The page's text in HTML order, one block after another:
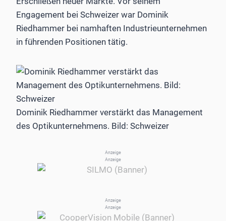
Engagement bei Schweizer war Dominik
Riedhammer bei namhaften Industrieunternehmen
in führenden Positionen tätig.
Dominik Riedhammer verstärkt das Management
des Optikunternehmens. Bild: Schweizer
Anzeige
Anzeige
Anzeige
Anzeige